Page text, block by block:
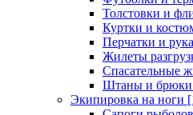
Толстовки и
Куртки и
Перчатки и
Жилеты
Спасательные
Штаны и брюки
Экипировка на ноги